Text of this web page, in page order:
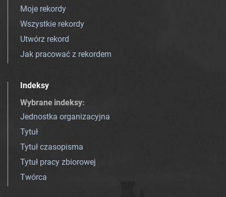
Moje rekordy
Wszystkie rekordy
Utwórz rekord
Jak pracować z rekordem
Indeksy
Wybrane indeksy:
Jednostka organizacyjna
Tytuł
Tytuł czasopisma
Tytuł pracy zbiorowej
Twórca